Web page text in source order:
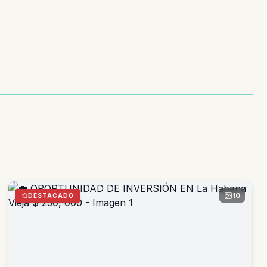
10
DESTACADO